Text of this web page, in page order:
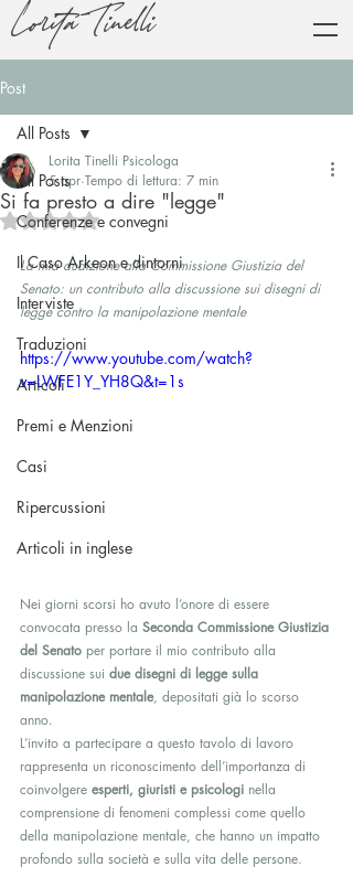
Lorita Tinelli
Post
All Posts
Conferenze e convegni
Il Caso Arkeon e dintorni
Interviste
Traduzioni
Articoli
Premi e Menzioni
Casi
Ripercussioni
Articoli in inglese
All Posts
Si fa presto a dire "legge"
Lorita Tinelli Psicologa
5 apr Tempo di lettura: 7 min
Valutazione NaN stelle su 5.
La mia audizione alla Commissione Giustizia del
Senato: un contributo alla discussione sui disegni di
legge contro la manipolazione mentale
https://www.youtube.com/watch?
v=LWFE1Y_YH8Q&t=1s
Nei giorni scorsi ho avuto l’onore di essere
convocata presso la Seconda Commissione Giustizia
del Senato per portare il mio contributo alla
discussione sui due disegni di legge sulla
manipolazione mentale, depositati già lo scorso
anno.
L’invito a partecipare a questo tavolo di lavoro
rappresenta un riconoscimento dell’importanza di
coinvolgere esperti, giuristi e psicologi nella
comprensione di fenomeni complessi come quello
della manipolazione mentale, che hanno un impatto
profondo sulla società e sulla vita delle persone.